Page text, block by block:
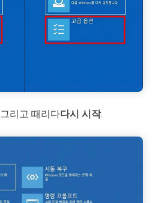
그리고 때리다다시 시작.